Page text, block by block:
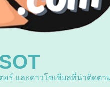
อร์ และดาวโซเชียลที่น่าติดตา